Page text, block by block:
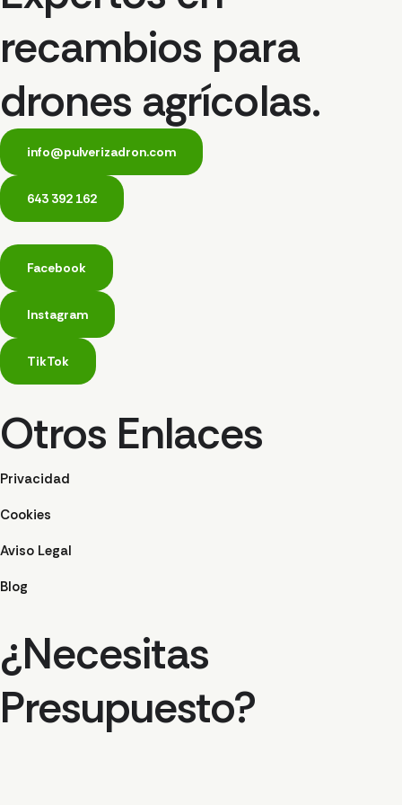
recambios para
drones agrícolas.
info@pulverizadron.com
643 392 162
Facebook
Instagram
TikTok
Otros Enlaces
Privacidad
Cookies
Aviso Legal
Blog
¿Necesitas
Presupuesto?